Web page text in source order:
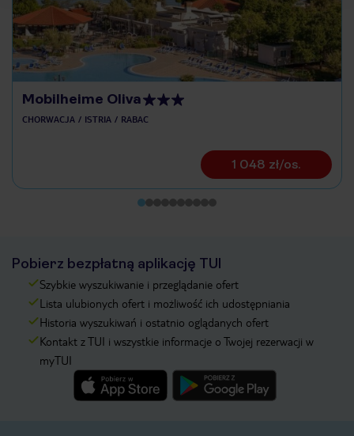
Mobilheime Oliva
CHORWACJA ISTRIA RABAC
1 048 zł/os.
Pobierz bezpłatną aplikację TUI
Szybkie wyszukiwanie i przeglądanie ofert
Lista ulubionych ofert i możliwość ich udostępniania
Historia wyszukiwań i ostatnio oglądanych ofert
Kontakt z TUI i wszystkie informacje o Twojej rezerwacji w
myTUI